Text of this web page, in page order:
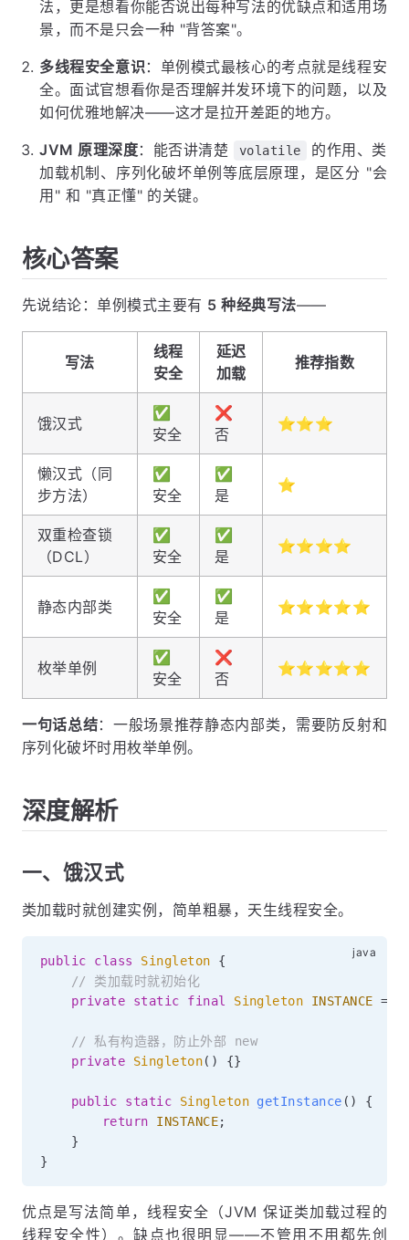
法，更是想看你能否说出每种写法的优缺点和适用场
景，而不是只会一种 "背答案"。
多线程安全意识：单例模式最核心的考点就是线程安
全。面试官想看你是否理解并发环境下的问题，以及
如何优雅地解决——这才是拉开差距的地方。
JVM 原理深度：能否讲清楚 volatile
的作用、类
加载机制、序列化破坏单例等底层原理，是区分 "会
用" 和 "真正懂" 的关键。
核心答案
先说结论：单例模式主要有 5 种经典写法——
写法
线程
安全
延迟
加载
推荐指数
饿汉式
✅
安全
❌
否
⭐⭐⭐
懒汉式（同
步方法）
✅
安全
✅
是
⭐
双重检查锁
（DCL）
✅
安全
✅
是
⭐⭐⭐⭐
静态内部类
✅
安全
✅
是
⭐⭐⭐⭐⭐
枚举单例
✅
安全
❌
否
⭐⭐⭐⭐⭐
一句话总结：一般场景推荐静态内部类，需要防反射和
序列化破坏时用枚举单例。
深度解析
一、饿汉式
类加载时就创建实例，简单粗暴，天生线程安全。
public class Singleton
{
// 类加载时就初始化
private
static final Singleton INSTANCE =
// 私有构造器，防止外部 new
private
Singleton( ) {}
public static Singleton getInstance ( )
{
return
INSTANCE;
}
}
优点是写法简单，线程安全（JVM 保证类加载过程的
线程安全性）。缺点也很明显——不管用不用都先创